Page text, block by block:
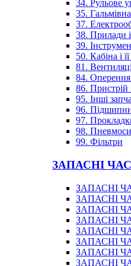
34. Рульове
35.
37.
38. Прилади
39.
50. Кабіна і
81.
84. Оперення
86.
95. Інші
96.
97.
98.
99. Фільтри
ЗАПАСНІ
ЗАПАСНІ
ЗАПАСНІ
ЗАПАСНІ
ЗАПАСНІ
ЗАПАСНІ
ЗАПАСНІ
ЗАПАСНІ
ЗАПАСНІ